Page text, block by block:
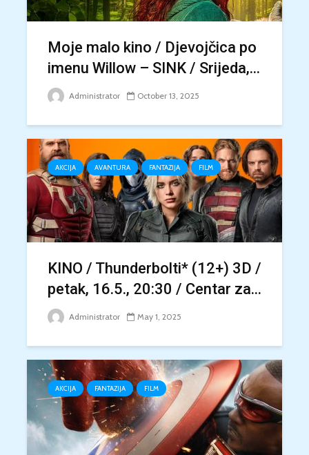
Moje malo kino / Djevojčica po
imenu Willow – SINK / Srijeda,...
Administrator October 13, 2025
AKCIJA AVANTURA FANTAZIJA FILM
KINO / Thunderbolti* (12+) 3D /
petak, 16.5., 20:30 / Centar za...
Administrator May 1, 2025
AKCIJA FANTAZIJA FILM